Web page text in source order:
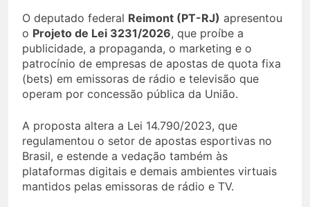
O deputado federal Reimont (PT-RJ) apresentou
o Projeto de Lei 3231/2026, que proíbe a
publicidade, a propaganda, o marketing e o
patrocínio de empresas de apostas de quota fixa
(bets) em emissoras de rádio e televisão que
operam por concessão pública da União.
A proposta altera a Lei 14.790/2023, que
regulamentou o setor de apostas esportivas no
Brasil, e estende a vedação também às
plataformas digitais e demais ambientes virtuais
mantidos pelas emissoras de rádio e TV.